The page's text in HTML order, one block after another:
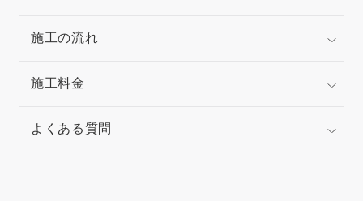
施工の流れ
施工料金
よくある質問